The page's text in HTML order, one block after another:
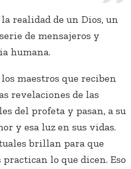
realidad de un Dios, un
de mensajeros y
humana.
maestros que reciben
revelaciones de las
del profeta y pasan, a su
y esa luz en sus vidas.
brillan para que
practican lo que dicen. Eso